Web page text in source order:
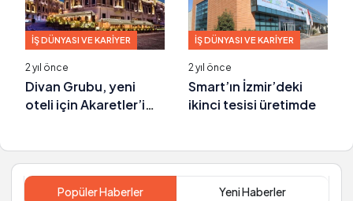
İŞ DÜNYASI VE KARIYER
2 yıl önce
Divan Grubu, yeni
oteli için Akaretler’i
İŞ DÜNYASI VE KARIYER
2 yıl önce
Smart’ın İzmir’deki
ikinci tesisi üretimde
Popüler Haberler Yeni Haberler